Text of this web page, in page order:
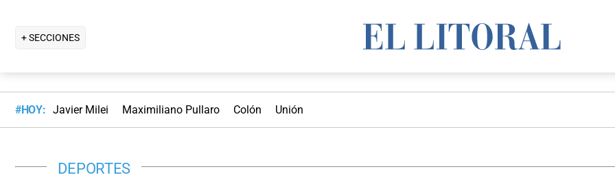
+ SECCIONES
#HOY: Javier Milei Maximiliano Pullaro Colón Unión
DEPORTES